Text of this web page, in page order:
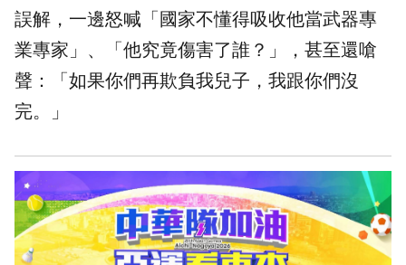
誤解，一邊怒喊「國家不懂得吸收他當武器專
業專家」、「他究竟傷害了誰？」，甚至還嗆
聲：「如果你們再欺負我兒子，我跟你們沒
完。」